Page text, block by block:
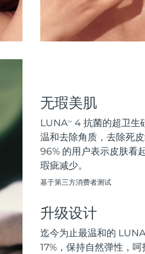
无瑕美肌
LUNATM
4 抗菌的超卫生
温和去除角质，去除死
96% 的用户表示皮肤看
瑕疵减少。
基于第三方消费者测试
升级设计
迄今为止最温和的 LUNA
17%，保持自然弹性，